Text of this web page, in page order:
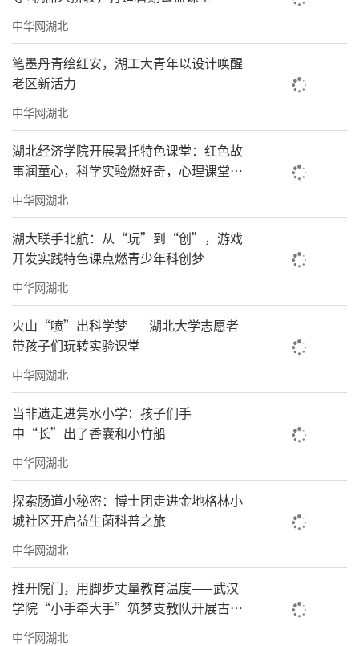
中华网湖北
笔墨丹青绘红安，湖工大青年以设计唤醒
老区新活力
中华网湖北
湖北经济学院开展暑托特色课堂：红色故
事润童心，科学实验燃好奇，心理课堂促
成长
中华网湖北
湖大联手北航：从“玩”到“创”，游戏
开发实践特色课点燃青少年科创梦
中华网湖北
火山“喷”出科学梦——湖北大学志愿者
带孩子们玩转实验课堂
中华网湖北
当非遗走进隽水小学：孩子们手
中“长”出了香囊和小竹船
中华网湖北
探索肠道小秘密：博士团走进金地格林小
城社区开启益生菌科普之旅
中华网湖北
推开院门，用脚步丈量教育温度——武汉
学院“小手牵大手”筑梦支教队开展古塘
村家访
中华网湖北